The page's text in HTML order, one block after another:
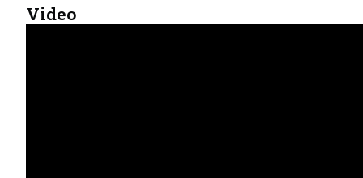
Video